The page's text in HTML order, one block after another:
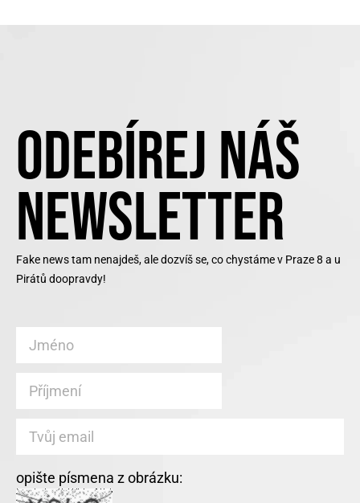
ODEBÍREJ NÁŠ
NEWSLETTER
Fake news tam nenajdeš, ale dozvíš se, co chystáme v Praze 8 a u
Pirátů doopravdy!
opište písmena z obrázku: